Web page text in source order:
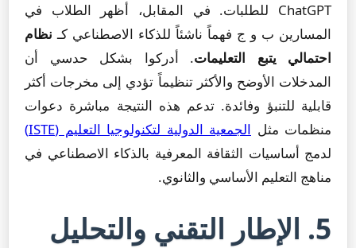
ChatGPT للطلبات. في المقابل، أظهر الطلاب في
المسارين ب و ج فهماً ناشئاً للذكاء الاصطناعي كـ نظام
احتمالي يتبع التعليمات. أدركوا بشكل حدسي أن
المدخلات الأوضح والأكثر تنظيماً تؤدي إلى مخرجات أكثر
قابلية للتنبؤ وفائدة. تدعم هذه النتيجة مباشرة دعوات
منظمات مثل الجمعية الدولية لتكنولوجيا التعليم (ISTE)
لدمج أساسيات الثقافة المعرفية بالذكاء الاصطناعي في
مناهج التعليم الأساسي والثانوي.
5. الإطار التقني والتحليل